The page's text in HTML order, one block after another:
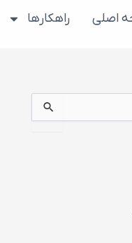
اصلی راهکارها